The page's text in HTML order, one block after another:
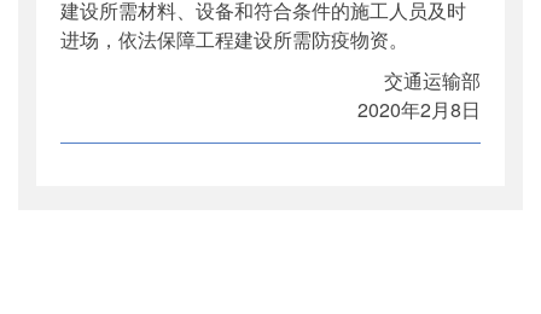
建设所需材料、设备和符合条件的施工人员及时
进场，依法保障工程建设所需防疫物资。
交通运输部
2020年2月8日